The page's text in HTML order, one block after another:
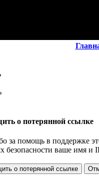
о потерянной ссылке
за помощь в поддержке
безопасности ваше имя и